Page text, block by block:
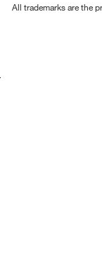
All trademarks are the